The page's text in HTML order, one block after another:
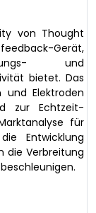
von Thought
Gerät,
und
bietet. Das
und Elektroden
zur Echtzeit-
für
Entwicklung
die Verbreitung